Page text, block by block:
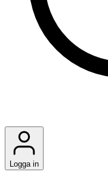
Logga in